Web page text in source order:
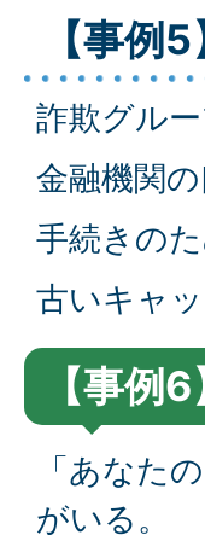
【事例5
詐欺グル
金融機関
手続きの
古いキャ
【事例6
「あなた
がいる。